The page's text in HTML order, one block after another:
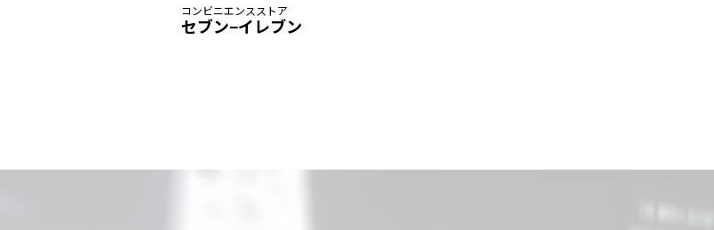
コンビニエンスストア
セブン−イレブン